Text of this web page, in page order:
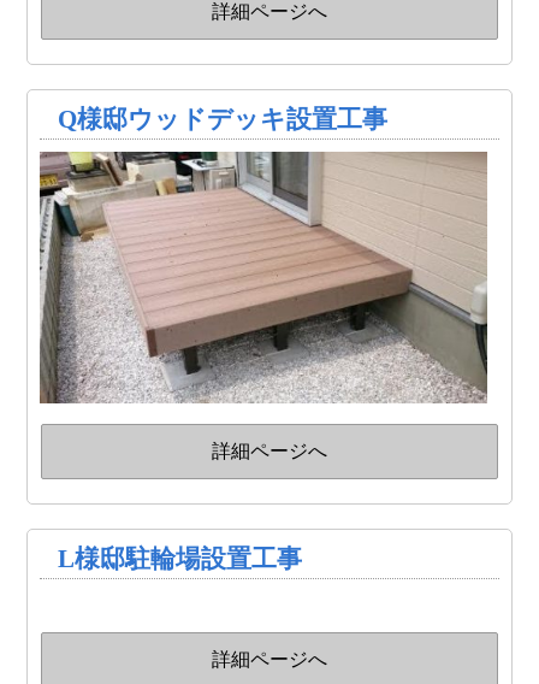
詳細ページへ
Q様邸ウッドデッキ設置工事
詳細ページへ
L様邸駐輪場設置工事
詳細ページへ